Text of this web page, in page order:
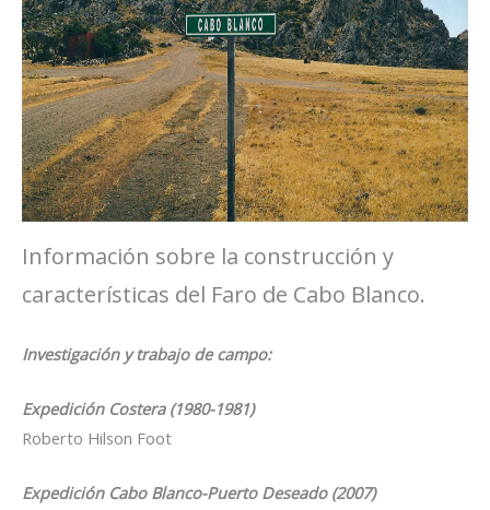
Información sobre la construcción y
características del Faro de Cabo Blanco.
Investigación y trabajo de campo:
Expedición Costera (1980-1981)
Roberto Hilson Foot
Expedición Cabo Blanco-Puerto Deseado (2007)